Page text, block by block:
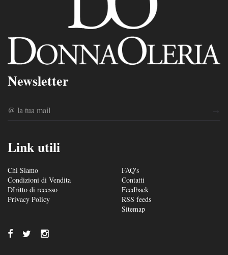
Newsletter
Link utili
Chi Siamo
Condizioni di Vendita
DIritto di recesso
Privacy Policy
FAQ's
Contatti
Feedback
RSS feeds
Sitemap